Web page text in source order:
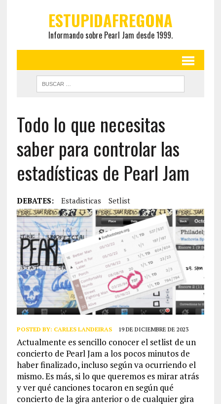
ESTUPIDAFREGONA
Informando sobre Pearl Jam desde 1999.
Todo lo que necesitas
saber para controlar las
estadísticas de Pearl Jam
DEBATES: Estadisticas Setlist
POSTED BY: CARLES LANDEIRAS 19 DE DICIEMBRE DE 2023
Actualmente es sencillo conocer el setlist de un
concierto de Pearl Jam a los pocos minutos de
haber finalizado, incluso según va ocurriendo el
mismo. Es más, si lo que queremos es mirar atrás
y ver qué canciones tocaron en según qué
concierto de la gira anterior o de cualquier gira